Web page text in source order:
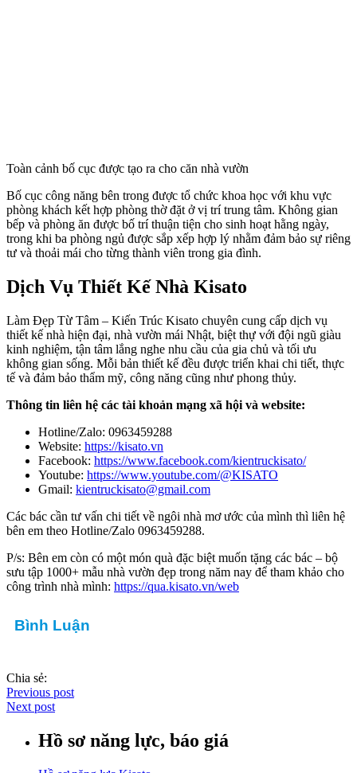
Toàn cảnh bố cục được tạo ra cho căn nhà vườn
Bố cục công năng bên trong được tổ chức khoa học với khu vực
phòng khách kết hợp phòng thờ đặt ở vị trí trung tâm. Không gian
bếp và phòng ăn được bố trí thuận tiện cho sinh hoạt hằng ngày,
trong khi ba phòng ngủ được sắp xếp hợp lý nhằm đảm bảo sự riêng
tư và thoải mái cho từng thành viên trong gia đình.
Dịch Vụ Thiết Kế Nhà Kisato
Làm Đẹp Từ Tâm – Kiến Trúc Kisato chuyên cung cấp dịch vụ
thiết kế nhà hiện đại, nhà vườn mái Nhật, biệt thự với đội ngũ giàu
kinh nghiệm, tận tâm lắng nghe nhu cầu của gia chủ và tối ưu
không gian sống. Mỗi bản thiết kế đều được triển khai chi tiết, thực
tế và đảm bảo thẩm mỹ, công năng cũng như phong thủy.
Thông tin liên hệ các tài khoản mạng xã hội và website:
Hotline/Zalo: 0963459288
Website: https://kisato.vn
Facebook: https://www.facebook.com/kientruckisato/
Youtube: https://www.youtube.com/@KISATO
Gmail: kientruckisato@gmail.com
Các bác cần tư vấn chi tiết về ngôi nhà mơ ước của mình thì liên hệ
bên em theo Hotline/Zalo 0963459288.
P/s: Bên em còn có một món quà đặc biệt muốn tặng các bác – bộ
sưu tập 1000+ mẫu nhà vườn đẹp trong năm nay để tham khảo cho
công trình nhà mình: https://qua.kisato.vn/web
Bình Luận
Chia sẻ:
Previous post
Next post
Hồ sơ năng lực, báo giá